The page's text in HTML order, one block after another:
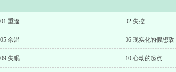
01 重逢 02 失控
05 余温 06 现实化的假想敌
09 失眠 10 心动的起点